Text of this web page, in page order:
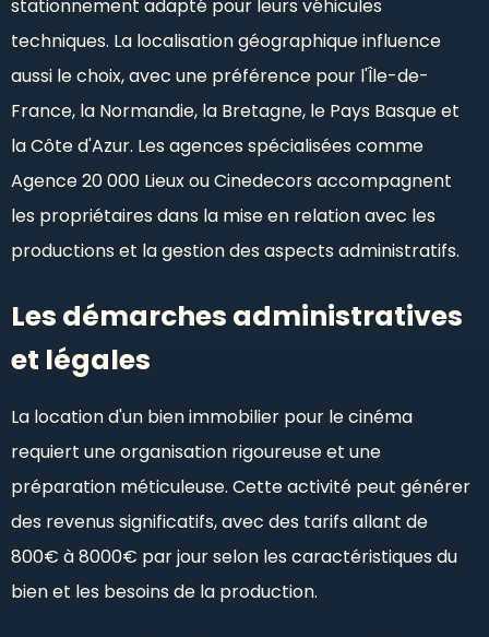
stationnement adapté pour leurs véhicules
techniques. La localisation géographique influence
aussi le choix, avec une préférence pour l'Île-de-
France, la Normandie, la Bretagne, le Pays Basque et
la Côte d'Azur. Les agences spécialisées comme
Agence 20 000 Lieux ou Cinedecors accompagnent
les propriétaires dans la mise en relation avec les
productions et la gestion des aspects administratifs.
Les démarches administratives
et légales
La location d'un bien immobilier pour le cinéma
requiert une organisation rigoureuse et une
préparation méticuleuse. Cette activité peut générer
des revenus significatifs, avec des tarifs allant de
800€ à 8000€ par jour selon les caractéristiques du
bien et les besoins de la production.